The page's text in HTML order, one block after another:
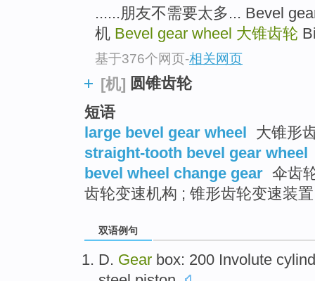
......朋友不需要太多... Bevel
机 Bevel gear wheel 大锥齿轮
基于376个网页-相关网页
[机] 圆锥齿轮
短语
large bevel gear wheel 大锥形
straight-tooth bevel gear wheel
bevel wheel change gear 伞齿
齿轮变速机构 ; 锥形齿轮变速装置
双语例句
D. Gear box: 200 Involute